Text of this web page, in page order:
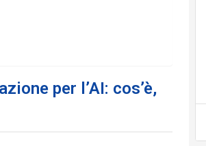
per l’AI: cos’è,